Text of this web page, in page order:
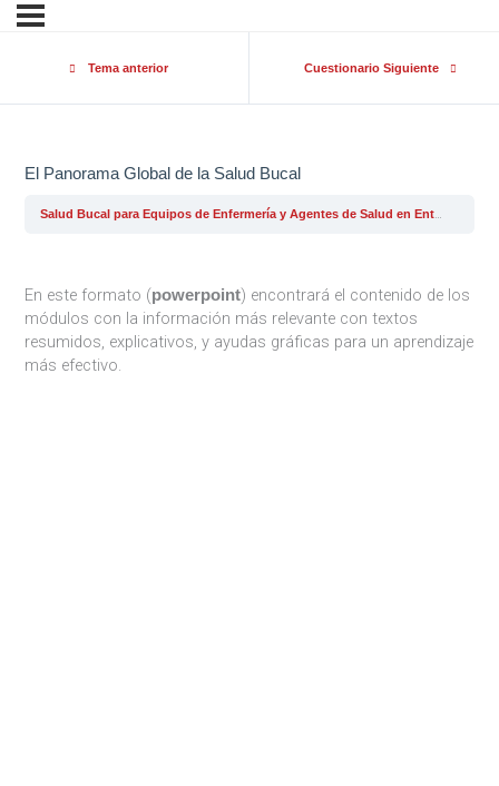
Tema anterior Cuestionario Siguiente
El Panorama Global de la Salud Bucal
Salud Bucal para Equipos de Enfermería y Agentes de Salud en Entornos Hospitalarios y Comunitarios
En este formato (powerpoint) encontrará el contenido de los
módulos con la información más relevante con textos
resumidos, explicativos, y ayudas gráficas para un aprendizaje
más efectivo.